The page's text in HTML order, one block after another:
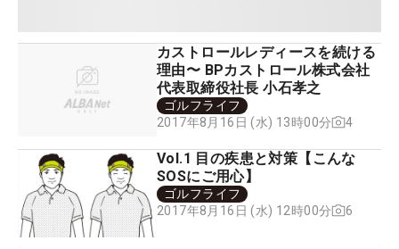
カストロールレディースを続ける
理由〜 BPカストロール株式会社
代表取締役社長 小石孝之
ゴルフライフ
2017年8月16日 (水) 13時00分
4
Vol.1 目の疾患と対策【こんな
SOSにご用心】
ゴルフライフ
2017年8月16日 (水) 12時00分
6